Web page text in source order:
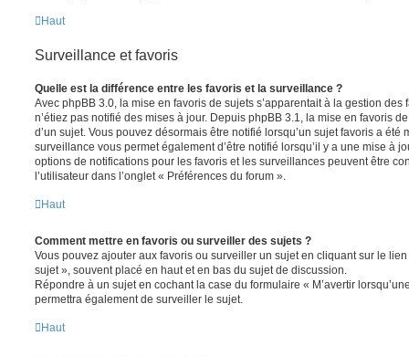
Haut
Surveillance et favoris
Quelle est la différence entre les favoris et la surveillance ?
Avec phpBB 3.0, la mise en favoris de sujets s’apparentait à la gestion des
n’étiez pas notifié des mises à jour. Depuis phpBB 3.1, la mise en favoris
d’un sujet. Vous pouvez désormais être notifié lorsqu’un sujet favoris a été
surveillance vous permet également d’être notifié lorsqu’il y a une mise à
options de notifications pour les favoris et les surveillances peuvent être
l’utilisateur dans l’onglet « Préférences du forum ».
Haut
Comment mettre en favoris ou surveiller des sujets ?
Vous pouvez ajouter aux favoris ou surveiller un sujet en cliquant sur le
sujet », souvent placé en haut et en bas du sujet de discussion.
Répondre à un sujet en cochant la case du formulaire « M’avertir
permettra également de surveiller le sujet.
Haut